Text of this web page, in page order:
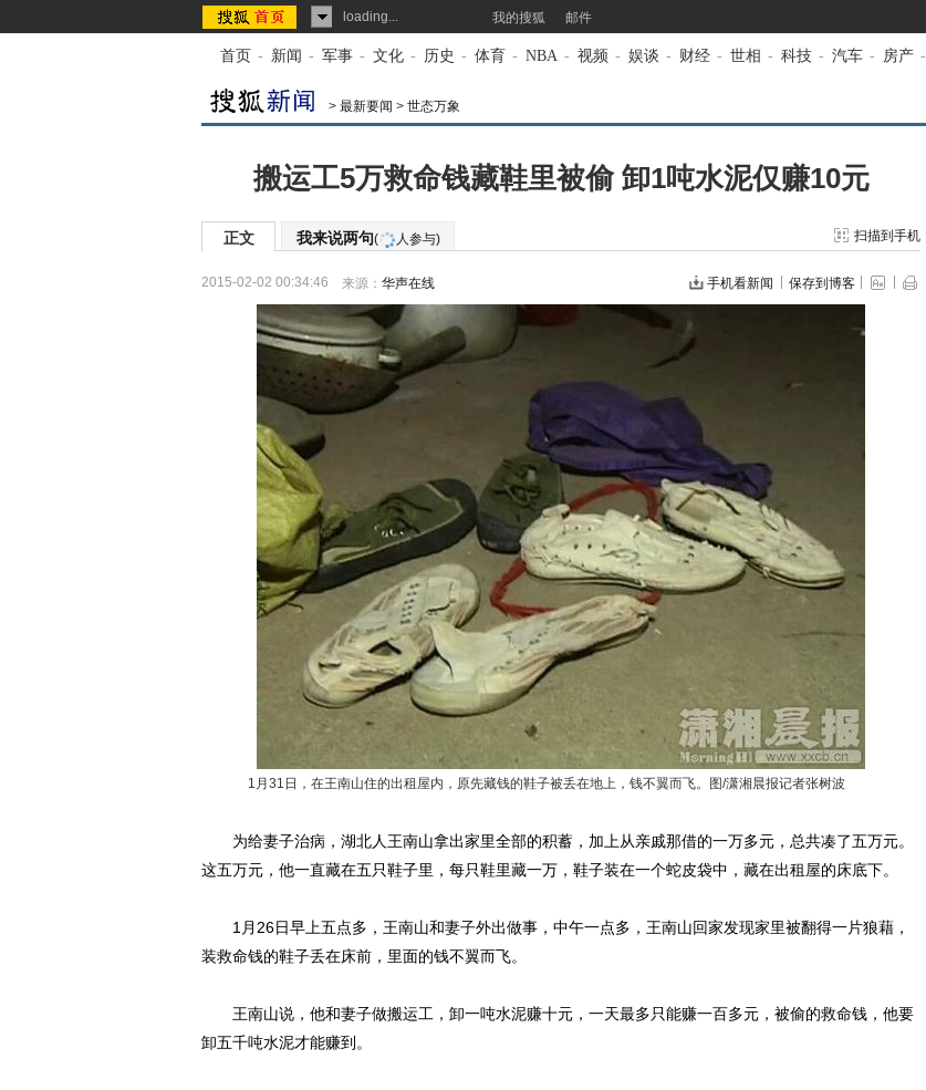
loading... 我的搜狐 邮件
首页 - 新闻 - 军事 - 文化 - 历史 - 体育 - NBA - 视频 - 娱谈 - 财经 - 世相 - 科技 - 汽车 - 房产 -
> 最新要闻 > 世态万象
搬运工5万救命钱藏鞋里被偷 卸1吨水泥仅赚10元
正文 我来说两句( 人参与) 扫描到手机
2015-02-02 00:34:46 来源： 华声在线 手机看新闻 保存到博客
1月31日，在王南山住的出租屋内，原先藏钱的鞋子被丢在地上，钱不翼而飞。图/潇湘晨报记者张树波
为给妻子治病，湖北人王南山拿出家里全部的积蓄，加上从亲戚那借的一万多元，总共凑了五万元。
这五万元，他一直藏在五只鞋子里，每只鞋里藏一万，鞋子装在一个蛇皮袋中，藏在出租屋的床底下。
1月26日早上五点多，王南山和妻子外出做事，中午一点多，王南山回家发现家里被翻得一片狼藉，
装救命钱的鞋子丢在床前，里面的钱不翼而飞。
王南山说，他和妻子做搬运工，卸一吨水泥赚十元，一天最多只能赚一百多元，被偷的救命钱，他要
卸五千吨水泥才能赚到。